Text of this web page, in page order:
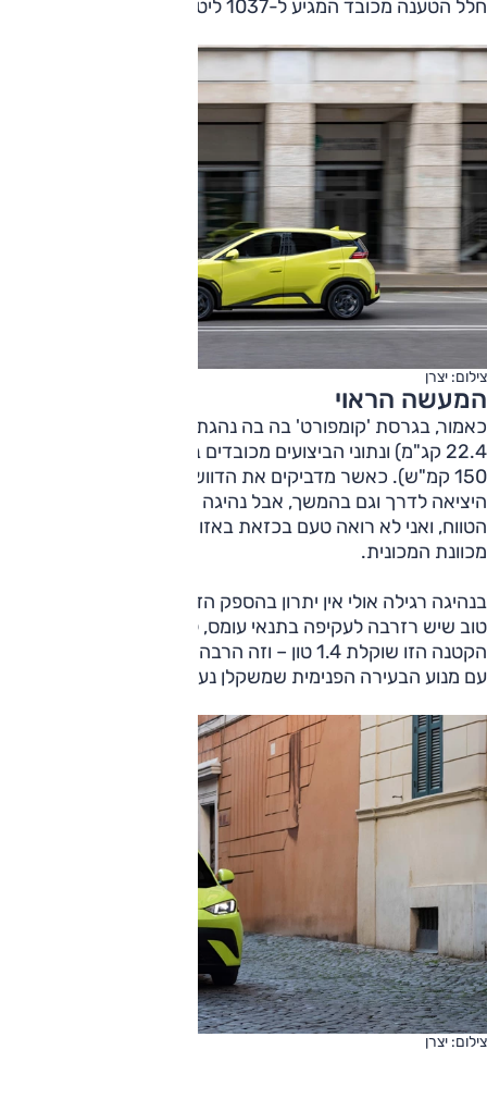
חלל הטענה מכובד המגיע ל-1037 ליטרים.
צילום: יצרן
המעשה הראוי
150 קמ"ש). כאשר מדביקים את הדוושה לרצפה מורגש מחץ עם
היציאה לדרך וגם בהמשך, אבל נהיגה כזאת באה על חשבון
הטווח, ואני לא רואה טעם בכזאת באזורים העירוניים אליהם
מכוונת המכונית.
בנהיגה רגילה אולי אין יתרון בהספק הזה, אך מעבר לכך שתמיד
טוב שיש רזרבה לעקיפה בתנאי עומס, למשל, חשוב לזכור כי
הקטנה הזו שוקלת 1.4 טון – וזה הרבה יותר מהקטנות האחרות
עם מנוע הבעירה הפנימית שמשקלן נע סביב טון אחד.
צילום: יצרן